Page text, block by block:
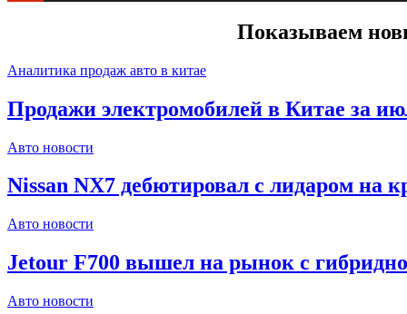
Показываем
Аналитика продаж авто в китае
Продажи электромобилей в Китае за
Авто новости
Nissan NX7 дебютировал с лидаром на
Авто новости
Jetour F700 вышел на рынок с
Авто новости